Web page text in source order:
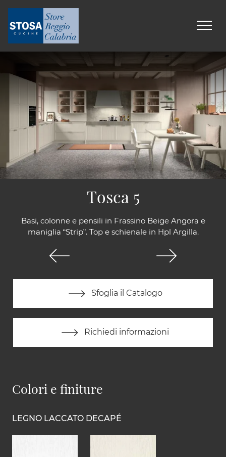
Basi, colonne e pensili in Frassino Beige Angora e
maniglia “Strip”. Top e schienale in Hpl Argilla.
Sfoglia il Catalogo
Richiedi informazioni
Tosca 5
Colori e finiture
LEGNO LACCATO DECAPÉ